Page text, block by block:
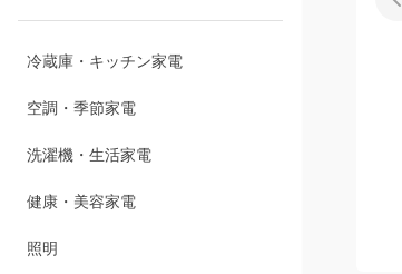
カー用品
冷蔵庫・キッチン家電
空調・季節家電
洗濯機・生活家電
健康・美容家電